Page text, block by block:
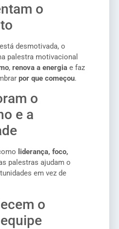
o
desmotivada, o
palestra motivacional
, renova a energia e faz
por que começou.
o
e a
liderança, foco,
palestras ajudam o
em vez de
o